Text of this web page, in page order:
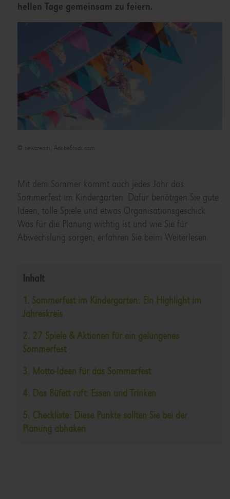
hellen Tage gemeinsam zu feiern.
© sewcream, AdobeStock.com
Mit dem Sommer kommt auch jedes Jahr das
Sommerfest im Kindergarten. Dafür benötigen Sie gute
Ideen, tolle Spiele und etwas Organisationsgeschick.
Was für die Planung wichtig ist und wie Sie für
Abwechslung sorgen, erfahren Sie beim Weiterlesen.
Inhalt
1. Sommerfest im Kindergarten: Ein Highlight im
Jahreskreis
2. 27 Spiele & Aktionen für ein gelungenes
Sommerfest
3. Motto-Ideen für das Sommerfest
4. Das Büfett ruft: Essen und Trinken
5. Checkliste: Diese Punkte sollten Sie bei der
Planung abhaken